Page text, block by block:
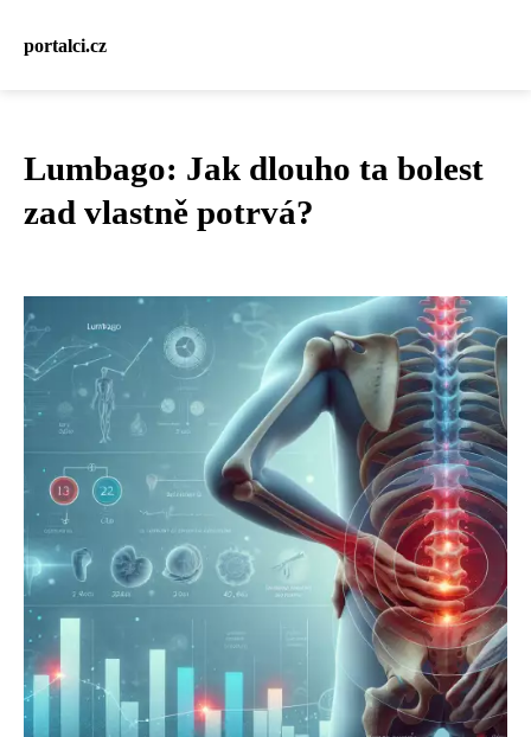
portalci.cz
Lumbago: Jak dlouho ta bolest
zad vlastně potrvá?